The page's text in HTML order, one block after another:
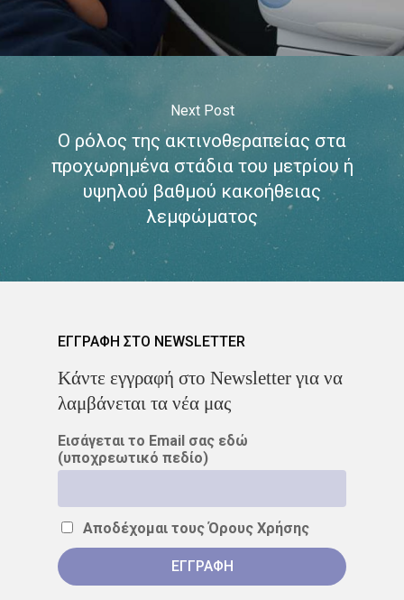
Next Post
Ο ρόλος της ακτινοθεραπείας στα
προχωρημένα στάδια του μετρίου ή
υψηλού βαθμού κακοήθειας
λεμφώματος
ΕΓΓΡΑΦΗ ΣΤΟ NEWSLETTER
Kάντε εγγραφή στο Newsletter για να
λαμβάνεται τα νέα μας
Εισάγεται το Email σας εδώ
(υποχρεωτικό πεδίο)
Αποδέχομαι τουςΌρους Χρήσης
ΈΡΕΥΝΑ
ΑΚΤΙΝΟΘΕΡΑΠΕΊΑ
ΑΝΟΣΟΘΕΡΑΠΕΊΑ
ΑΞΟΝΙΚΉ ΤΟΜΟΓΡΑΦΊΑ
ΑΠΟΘΕΡΑΠΕΥΜΈΝΟΙ
ΑΣΘΕΝΕΊΣ ΔΈΡΜΑ
ΔΙΆΓΝΩΣΗ
ΚΑΡΚΊΝΟΣ ΤΟΥ
ΚΑΡΚΊΝΟΣ ΤΟΥ ΠΑΧΈΟΣ
ΟΓΚΟΛΌΓΟΣ